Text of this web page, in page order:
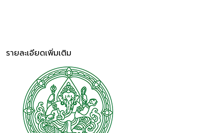
รายละเอียดเพิ่มเติม